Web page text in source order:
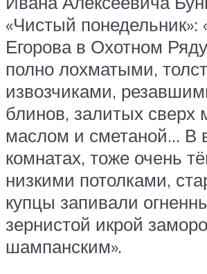
«Чистый понедельник»:
Егорова в Охотном
полно лохматыми,
извозчиками,
блинов, залитых сверх
маслом и сметаной… В
комнатах, тоже очень
низкими потолками,
купцы запивали
зернистой икрой
шампанским».